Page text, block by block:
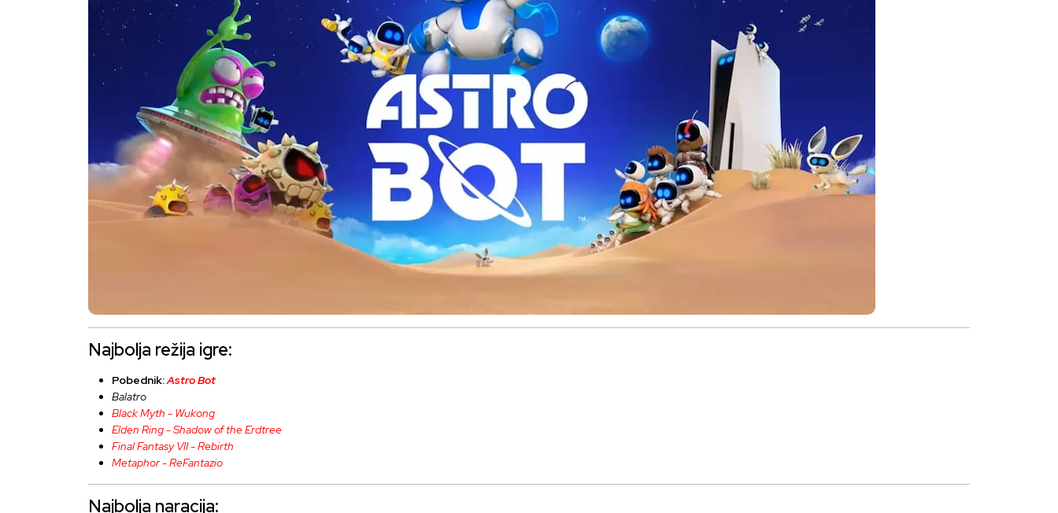
Najbolja režija igre:
Pobednik:Astro Bot
Balatro
Black Myth - Wukong
Elden Ring - Shadow of the Erdtree
Final Fantasy VII - Rebirth
Metaphor - ReFantazio
Najbolja naracija: